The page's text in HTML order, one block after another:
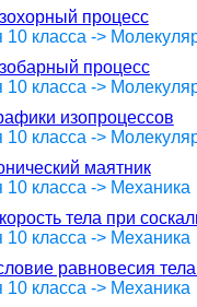
процесс
10 класса ->
процесс
10 класса ->
изопроцессов
10 класса ->
маятник
класса -> Механика
тела при
класса -> Механика
равновесия
класса -> Механика